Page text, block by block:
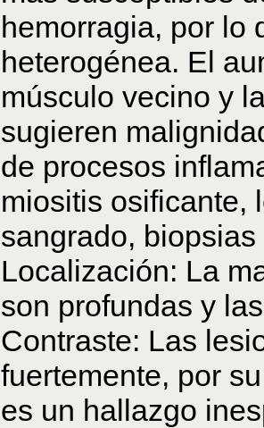
hemorragia, por lo
heterogénea. El
músculo vecino y
sugieren
de procesos
miositis osificante,
sangrado,
Localización: La
son profundas y
Contraste: Las
fuertemente, por
es un hallazgo